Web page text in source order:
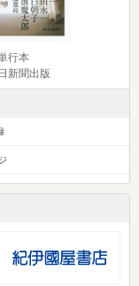
行本
新聞出版